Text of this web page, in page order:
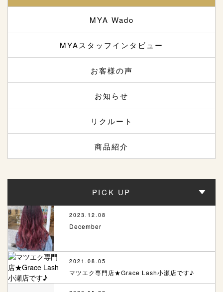
MYA Wado
MYAスタッフインタビュー
お客様の声
お知らせ
リクルート
商品紹介
PICK UP
2023.12.08
December
2021.08.05
マツエク専門店★Grace Lash小瀬店です♪